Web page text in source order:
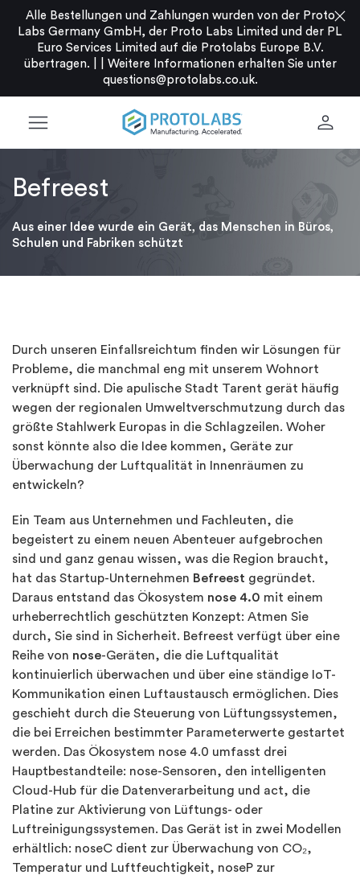
Alle Bestellungen und Zahlungen wurden von der Proto
Labs Germany GmbH, der Proto Labs Limited und der PL
Euro Services Limited auf die Protolabs Europe B.V.
übertragen. |
Weitere Informationen erhalten Sie unter
questions@protolabs.co.uk.
close
menu person
Befreest
Aus einer Idee wurde ein Gerät, das Menschen in Büros,
Schulen und Fabriken schützt
Durch unseren Einfallsreichtum finden wir Lösungen für
Probleme, die manchmal eng mit unserem Wohnort
verknüpft sind. Die apulische Stadt Tarent gerät häufig
wegen der regionalen Umweltverschmutzung durch das
größte Stahlwerk Europas in die Schlagzeilen. Woher
sonst könnte also die Idee kommen, Geräte zur
Überwachung der Luftqualität in Innenräumen zu
entwickeln?
Ein Team aus Unternehmen und Fachleuten, die
begeistert zu einem neuen Abenteuer aufgebrochen
sind und ganz genau wissen, was die Region braucht,
hat das Startup-Unternehmen Befreest gegründet.
Daraus entstand das Ökosystem nose 4.0 mit einem
urheberrechtlich geschützten Konzept: Atmen Sie
durch, Sie sind in Sicherheit. Befreest verfügt über eine
Reihe von nose-Geräten, die die Luftqualität
kontinuierlich überwachen und über eine ständige IoT-
Kommunikation einen Luftaustausch ermöglichen. Dies
geschieht durch die Steuerung von Lüftungssystemen,
die bei Erreichen bestimmter Parameterwerte gestartet
werden. Das Ökosystem nose 4.0 umfasst drei
Hauptbestandteile: nose-Sensoren, den intelligenten
Cloud-Hub für die Datenverarbeitung und act, die
Platine zur Aktivierung von Lüftungs- oder
Luftreinigungssystemen. Das Gerät ist in zwei Modellen
erhältlich: noseC dient zur Überwachung von CO₂,
Temperatur und Luftfeuchtigkeit, noseP zur